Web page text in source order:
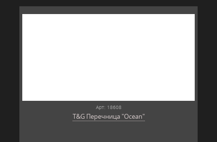
Арт: 18608
T&G Перечница "Ocean"